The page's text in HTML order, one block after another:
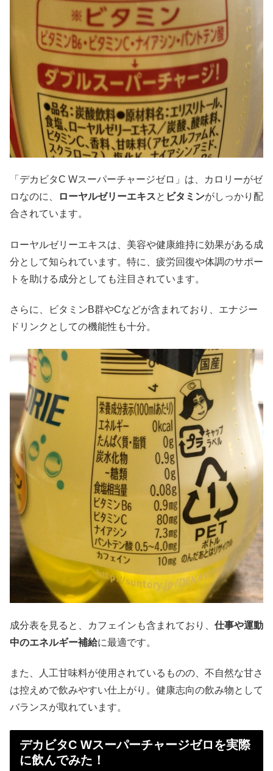
「デカビタC Wスーパーチャージゼロ」は、カロリーがゼ
ロなのに、
ローヤルゼリーエキスと ビタミンがしっかり配
合されています。
ローヤルゼリーエキスは、美容や健康維持に効果がある成
分として知られています。特に、疲労回復や体調のサポー
トを助ける成分としても注目されています。
さらに、ビタミンB群やCなどが含まれており、エナジー
ドリンクとしての機能性も十分。
成分表を見ると、カフェインも含まれており、 仕事や運動
中のエネルギー補給に最適です。
また、人工甘味料が使用されているものの、不自然な甘さ
は控えめで飲みやすい仕上がり。健康志向の飲み物として
バランスが取れています。
デカビタC Wスーパーチャージゼロを実際
に飲んでみた！